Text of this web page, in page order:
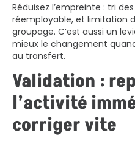
Réduisez l’empreinte : tri
réemployable, et limitation
groupage. C’est aussi un
mieux le changement
au transfert.
Validation :
l’activité
corriger vite